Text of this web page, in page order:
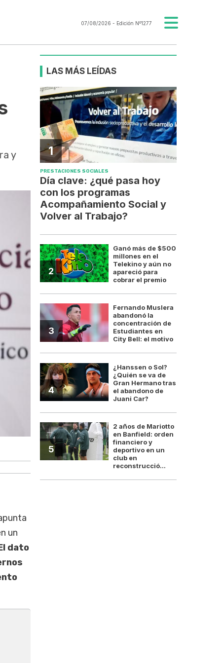
07/08/2026 - Edición Nº1277
y
El giro económico de
un
dato
LAS MÁS LEÍDAS
1
PRESTACIONES SOCIALES
Día clave: ¿qué pasa hoy
con los programas
Acompañamiento Social y
Volver al Trabajo?
2
Ganó más de $500
millones en el
Telekino y aún no
apareció para
cobrar el premio
3
Fernando Muslera
abandonó la
concentración de
Estudiantes en
City Bell: el motivo
4
¿Hanssen o Sol?
¿Quién se va de
Gran Hermano tras
el abandono de
Juani Car?
5
2 años de Mariotto
en Banfield: orden
financiero y
deportivo en un
club en
reconstrucció...